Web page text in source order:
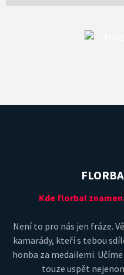
Kde florbal
Není to pro nás jen fráze.
kamarády, kteří s tebou
honba za medailemi.
touze uspět